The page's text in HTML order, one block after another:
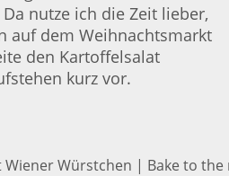
nutze ich die Zeit lieber,
auf dem Weihnachtsmarkt
den Kartoffelsalat
kurz vor.